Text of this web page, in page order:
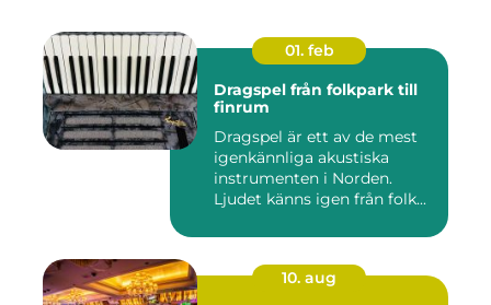
01. feb
Dragspel från folkpark till
finrum
Dragspel är ett av de mest
igenkännliga akustiska
instrumenten i Norden.
Ljudet känns igen från folk...
10. aug